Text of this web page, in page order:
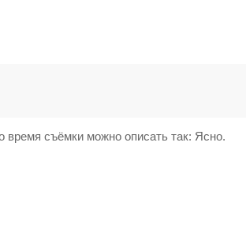
время съёмки можно описать так: Ясно.